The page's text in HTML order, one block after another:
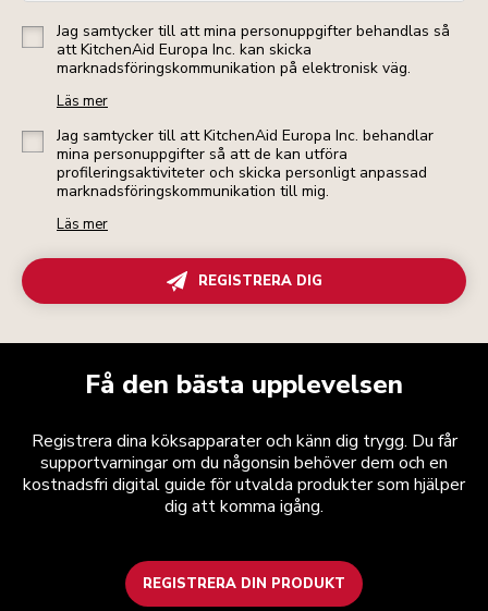
Jag samtycker till att mina personuppgifter behandlas så
att KitchenAid Europa Inc. kan skicka
marknadsföringskommunikation på elektronisk väg.
Läs mer
Jag samtycker till att KitchenAid Europa Inc. behandlar
mina personuppgifter så att de kan utföra
profileringsaktiviteter och skicka personligt anpassad
marknadsföringskommunikation till mig.
Läs mer
REGISTRERA DIG
Få den bästa upplevelsen
Registrera dina köksapparater och känn dig trygg. Du får
supportvarningar om du någonsin behöver dem och en
kostnadsfri digital guide för utvalda produkter som hjälper
dig att komma igång.
REGISTRERA DIN PRODUKT